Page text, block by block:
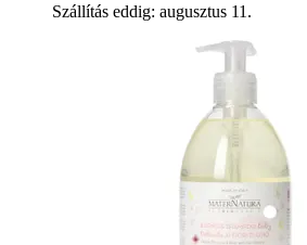
Szállítás eddig: augusztus 11.